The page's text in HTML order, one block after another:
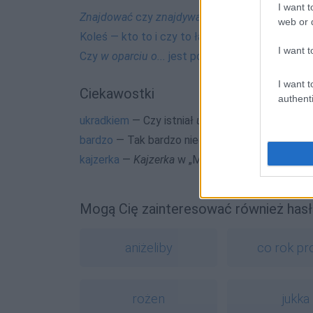
I want
web or
I want
I want
Znajdować czy znajdywać czy
Koleś — kto to i czy to ładnie tak mówić?
Czy w oparciu o... jest poprawne?
Ciekawostki
ukradkiem — Czy istniał ukradek
bardzo — Tak bardzo nieokolicznik
kajzerka — Kajzerka w „Milionerach” i w sądzie
Mogą Cię zainteresować również
aniżeliby co rok
rożen jukka